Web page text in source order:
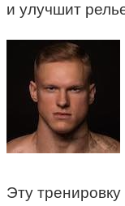
и улучшит
Эту